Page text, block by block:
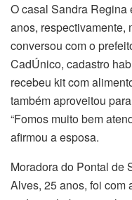
O casal Sandra Regina
anos, respectivamente,
conversou com o
CadÚnico, cadastro
recebeu kit com
também aproveitou
“Fomos muito bem
afirmou a esposa.
Moradora do Pontal de
Alves, 25 anos, foi com